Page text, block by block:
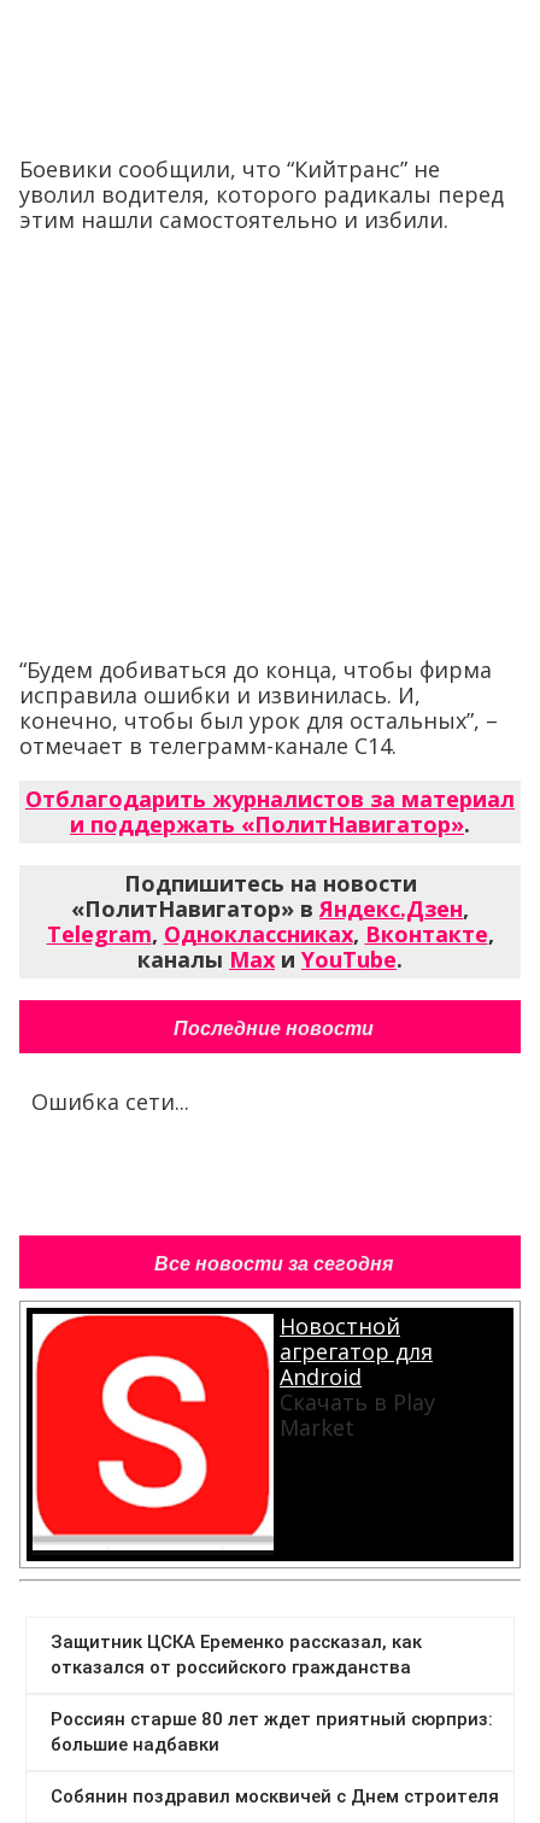
Боевики сообщили, что “Кийтранс” не
уволил водителя, которого радикалы перед
этим нашли самостоятельно и избили.
“Будем добиваться до конца, чтобы фирма
исправила ошибки и извинилась. И,
конечно, чтобы был урок для остальных”, –
отмечает в телеграмм-канале С14.
Отблагодарить журналистов за материал
и поддержать «ПолитНавигатор».
Подпишитесь на новости
«ПолитНавигатор» вЯндекс.Дзен,
Telegram, Одноклассниках, Вконтакте,
каналы Max и YouTube.
Последние новости
Ошибка сети...
Все новости за сегодня
Новостной
агрегатор для
Android
Скачать в Play
Market